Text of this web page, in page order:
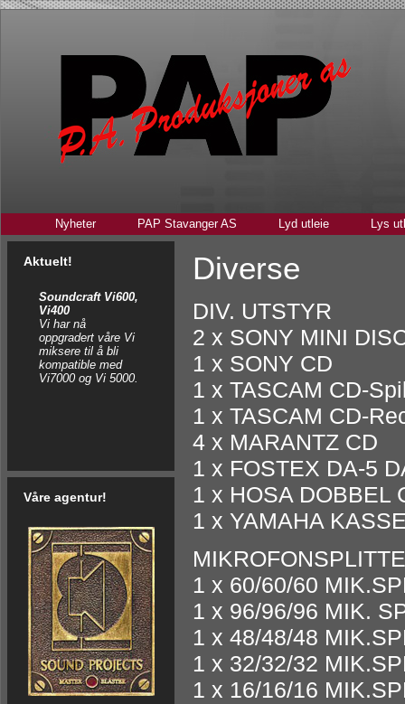
Nyheter PAP Stavanger AS Lyd utleie Lys
Aktuelt!
Soundcraft Vi600,
Vi400
Vi har nå
oppgradert våre Vi
miksere til å bli
kompatible med
Vi7000 og Vi 5000.
MIDAS Pro-X
Vi oppgraderer vår
Pro-9 til Pro-X.
Grand MA 2
FULL-SIZE
Som den første i
levere GrandMA 2
Full Size for utleie.
Vi har 2 x Pioneer
DJM800Nexus til utleie.
d&b V series har fått et
V10P. Dette er en point
med enormt outputt i
forhold til størrelse og
vekt.
Våre agentur!
Diverse
DIV. UTSTYR
2 x SONY MINI
1 x SONY CD
1 x TASCAM CD-
1 x TASCAM CD-
4 x MARANTZ CD
1 x FOSTEX DA-5
1 x HOSA DOBBEL
1 x YAMAHA
1 x 60/60/60
1 x 96/96/96 MIK.
1 x 48/48/48
1 x 32/32/32
1 x 16/16/16